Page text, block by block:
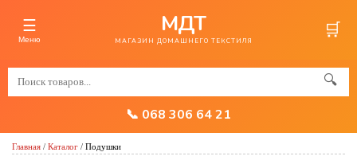
☰
Меню
МДТ
МАГАЗИН ДОМАШНЕГО ТЕКСТИЛЯ 🛒
🔍
📞 068 306 64 21
Главная / Каталог / Подушки